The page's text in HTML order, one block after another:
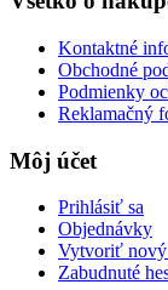
Kontaktné
Obchodné
Podmienky
Reklamačný
Môj účet
Prihlásiť sa
Objednávky
Vytvoriť nový
Zabudnuté